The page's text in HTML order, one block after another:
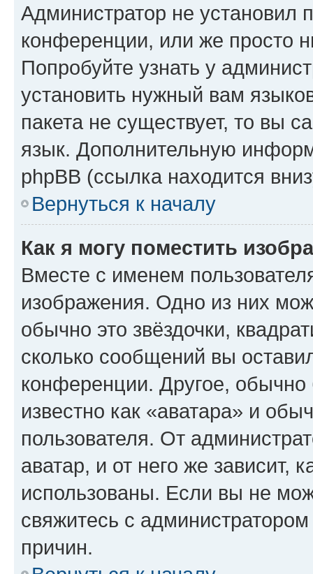
Администратор не установил
конференции, или же просто
Попробуйте узнать у
установить нужный вам
пакета не существует, то вы
язык. Дополнительную
phpBB (ссылка находится
Вернуться к началу
Как я могу поместить
Вместе с именем
изображения. Одно из них
обычно это звёздочки,
сколько сообщений вы
конференции. Другое,
известно как «аватара» и
пользователя. От
аватар, и от него же зависит,
использованы. Если вы не
свяжитесь с
причин.